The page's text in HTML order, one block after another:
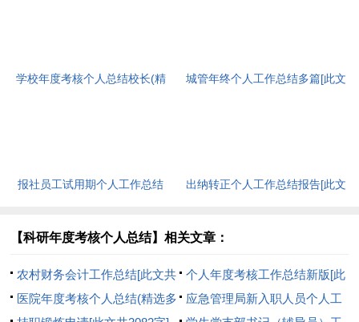
学校年度考核个人总结校长(精
城管年终个人工作总结多篇[此文
报社员工试用期个人工作总结
出纳转正个人工作总结报告[此文
【科研年度考核个人总结】相关文章：
农村财务会计工作总结[此文共
7947字]
个人年度考核工作总结新版[此
文共4573字]
医院年度考核个人总结(精选多
应急管理局新入职人员个人工